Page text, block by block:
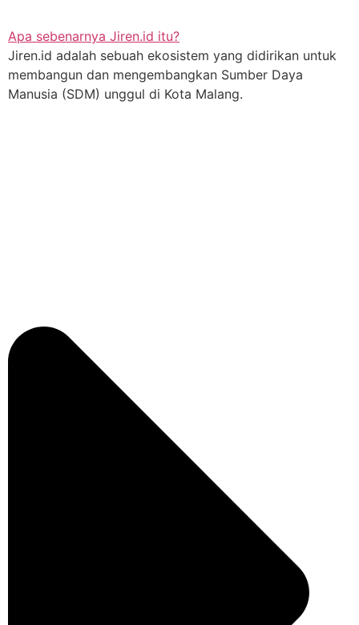
Apa sebenarnya Jiren.id itu?
Jiren.id adalah sebuah ekosistem yang didirikan untuk
membangun dan mengembangkan Sumber Daya
Manusia (SDM) unggul di Kota Malang.